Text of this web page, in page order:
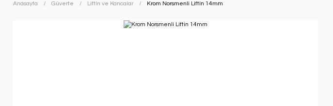
Anasayfa Güverte Liftin ve Kancalar Krom Norsmenli Liftin 14mm